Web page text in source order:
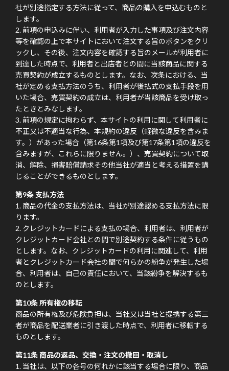
社が別途指定する方法に従って、商品の購入を申込むものと
します。
前項の申込みに伴い、利用者が入力した事項及び注文内容
等を確認の上で本サイトにおいて注文する旨のボタンをクリ
ックし、その後、注文内容を確認する旨のメールが利用者に
到達した時点で、利用者と出店者との間に当該商品に関する
売買契約が成立するものとします。なお、次条における、当
社が定める支払方法のうち、利用者が後払式の支払手段を用
いた場合、売買契約の成立は、利用者が当該商品を受け取っ
たときとみなします。
前項の規定に拘わらず、本サイトの利用に関して利用者に
不正又は不適当な行為、本規約の違反（軽微な違反を含みま
す。）があった場合（第16条第1項及び第17条第1項の違反を
含みますが、これらに限りません。）、売買契約について取
消、解除、損害賠償請求その他当社が適当と考える措置を講
じることができるものとします。
第9条 支払方法
商品の代金の支払方法は、当社が別途認める支払方法に限
ります。
クレジットカードによる支払の場合、利用者は、利用者が
クレジットカード会社との間で別途契約する条件に従うもの
とします。なお、クレジットカードの利用に関連して、利用
者とクレジットカード会社の間で何らかの紛争が発生した場
合、利用者は、自己の責任において、当該紛争を解決するも
のとします。
第10条 所有権の移転
商品の所有権及び危険負担は、当社又は当社と提携する第三
者が商品を配送業者に引き渡した時点で、利用者に移転する
ものとします。
第11条 商品の返品、交換・注文の撤回・取消し
当社は、以下の各号の何れかに該当する場合に限り、商品